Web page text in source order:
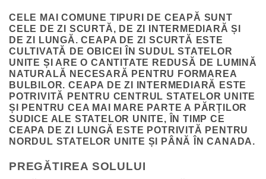
CELE MAI COMUNE TIPURI DE CEAPĂ SUNT
CELE DE ZI SCURTĂ, DE ZI INTERMEDIARĂ ȘI
DE ZI LUNGĂ. CEAPA DE ZI SCURTĂ ESTE
CULTIVATĂ DE OBICEI ÎN SUDUL STATELOR
UNITE ȘI ARE O CANTITATE REDUSĂ DE LUMINĂ
NATURALĂ NECESARĂ PENTRU FORMAREA
BULBILOR. CEAPA DE ZI INTERMEDIARĂ ESTE
POTRIVITĂ PENTRU CENTRUL STATELOR UNITE
ȘI PENTRU CEA MAI MARE PARTE A PĂRȚILOR
SUDICE ALE STATELOR UNITE, ÎN TIMP CE
CEAPA DE ZI LUNGĂ ESTE POTRIVITĂ PENTRU
NORDUL STATELOR UNITE ȘI PÂNĂ ÎN CANADA.
PREGĂTIREA SOLULUI